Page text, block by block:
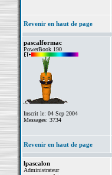
Revenir en haut de page
pascalformac
PowerBook 190
Inscrit le: 04 Sep 2004
Messages: 3734
Revenir en haut de page
lpascalon
Administrateur